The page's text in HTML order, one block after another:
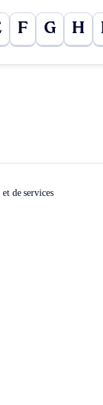
F G H
de services